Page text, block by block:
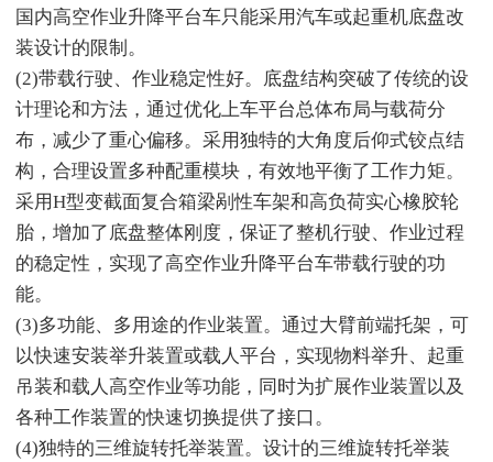
国内高空作业升降平台车只能采用汽车或起重机底盘改
装设计的限制。
(2)带载行驶、作业稳定性好。底盘结构突破了传统的设
计理论和方法，通过优化上车平台总体布局与载荷分
布，减少了重心偏移。采用独特的大角度后仰式铰点结
构，合理设置多种配重模块，有效地平衡了工作力矩。
采用H型变截面复合箱梁剐性车架和高负荷实心橡胶轮
胎，增加了底盘整体刚度，保证了整机行驶、作业过程
的稳定性，实现了高空作业升降平台车带载行驶的功
能。
(3)多功能、多用途的作业装置。通过大臂前端托架，可
以快速安装举升装置或载人平台，实现物料举升、起重
吊装和载人高空作业等功能，同时为扩展作业装置以及
各种工作装置的快速切换提供了接口。
(4)独特的三维旋转托举装置。设计的三维旋转托举装